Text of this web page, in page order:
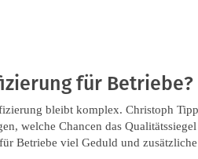
für Betriebe?
bleibt komplex. Christoph
welche Chancen das
Betriebe viel Geduld und zusätzliche